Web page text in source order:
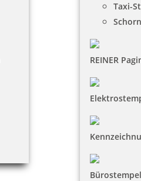
Taxi-
REINER
Bürostempel